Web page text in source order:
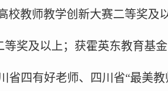
教师教学创新大赛二等奖及
奖及以上；获霍英东教育基
省四有好老师、四川省“最美教